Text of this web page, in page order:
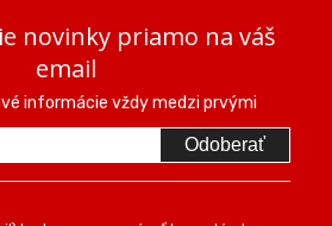
novinky priamo na váš
email
informácie vždy medzi prvými
Odoberať